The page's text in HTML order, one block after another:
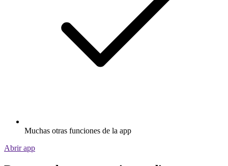
Muchas otras funciones de la app
Abrir app